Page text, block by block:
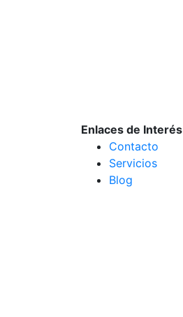
Enlaces de Interés
Contacto
Servicios
Blog